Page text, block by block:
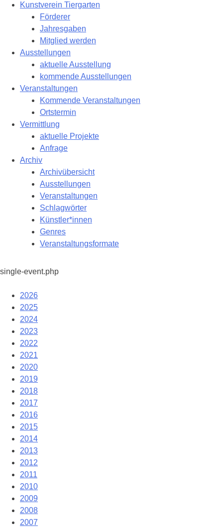
Kunstverein Tiergarten
Förderer
Jahresgaben
Mitglied werden
Ausstellungen
aktuelle Ausstellung
kommende Ausstellungen
Veranstaltungen
Kommende Veranstaltungen
Ortstermin
Vermittlung
aktuelle Projekte
Anfrage
Archiv
Archivübersicht
Ausstellungen
Veranstaltungen
Schlagwörter
Künstler*innen
Genres
Veranstaltungsformate
single-event.php
2026
2025
2024
2023
2022
2021
2020
2019
2018
2017
2016
2015
2014
2013
2012
2011
2010
2009
2008
2007